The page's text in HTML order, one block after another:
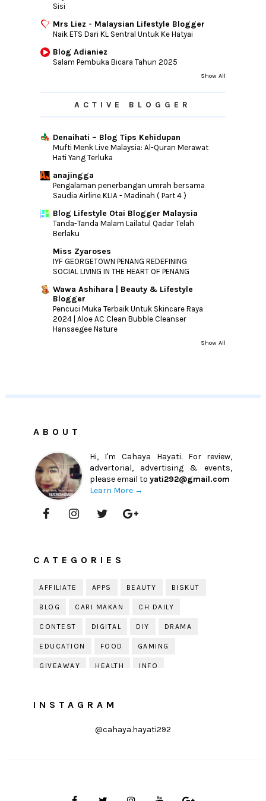
Sisi
Mrs Liez - Malaysian Lifestyle Blogger
Naik ETS Dari KL Sentral Untuk Ke Hatyai
Blog Adianiez
Salam Pembuka Bicara Tahun 2025
Show All
ACTIVE BLOGGER
Denaihati – Blog Tips Kehidupan
Mufti Menk Live Malaysia: Al-Quran Merawat
Hati Yang Terluka
anajingga
Pengalaman penerbangan umrah bersama
Saudia Airline KLIA - Madinah ( Part 4 )
Blog Lifestyle Otai Blogger Malaysia
Tanda-Tanda Malam Lailatul Qadar Telah
Berlaku
Miss Zyaroses
IYF GEORGETOWN PENANG REDEFINING
SOCIAL LIVING IN THE HEART OF PENANG
Wawa Ashihara | Beauty & Lifestyle
Blogger
Pencuci Muka Terbaik Untuk Skincare Raya
2024 | Aloe AC Clean Bubble Cleanser
Hansaegee Nature
Show All
ABOUT
Hi, I'm Cahaya Hayati. For review,
advertorial, advertising & events,
please email toyati292@gmail.com
Learn More →
CATEGORIES
AFFILIATE APPS BEAUTY BISKUT
BLOG CARI MAKAN CH DAILY
CONTEST DIGITAL DIY DRAMA
EDUCATION FOOD GAMING
GIVEAWAY HEALTH INFO
KISAH KEHIDUPAN
LELAKI
INSTAGRAM
@cahaya.hayati292